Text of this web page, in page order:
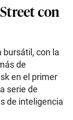
con
bursátil, con la
de
en el primer
serie de
de inteligencia